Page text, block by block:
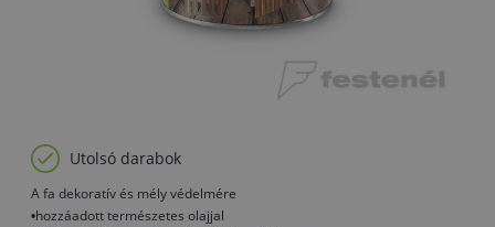
Utolsó darabok
A fa dekoratív és mély védelmére
•hozzáadott természetes olajjal